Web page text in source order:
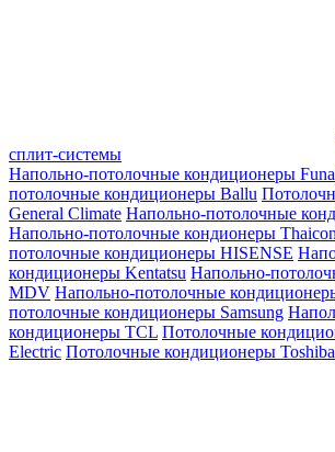
сплит-системы
Напольно-потолочные кондиционеры
потолочные кондиционеры Ballu
General Climate Напольно-потолочные
Напольно-потолочные кондионеры Thaicon
потолочные кондиционеры HISENSE
кондиционеры Kentatsu Напольно-
MDV Напольно-потолочные
потолочные кондиционеры Samsung
кондиционеры TCL Потолочные
Electric Потолочные кондиционеры Toshiba